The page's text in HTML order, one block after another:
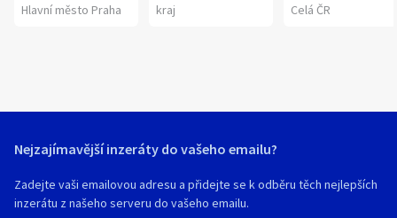
Hlavní město Praha
kraj
Celá ČR
Nejzajímavější inzeráty do vašeho emailu?
Zadejte vaši emailovou adresu a přidejte se k odběru těch nejlepších
inzerátu z našeho serveru do vašeho emailu.